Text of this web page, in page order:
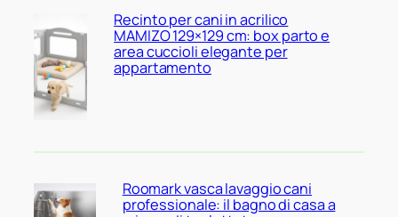
Recinto per cani in acrilico
MAMIZO 129×129 cm: box parto e
area cuccioli elegante per
appartamento
Roomark vasca lavaggio cani
professionale: il bagno di casa a